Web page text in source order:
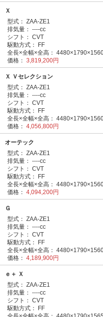
Ｘ
型式： ZAA-ZE1
排気量： ----cc
シフト： CVT
駆動方式：
FF
全長×全幅×全高：
価格： 3,819,200円
Ｘ Ｖセレクション
型式： ZAA-ZE1
排気量： ----cc
シフト： CVT
駆動方式：
FF
全長×全幅×全高：
価格： 4,056,800円
オーテック
型式： ZAA-ZE1
排気量： ----cc
シフト： CVT
駆動方式：
FF
全長×全幅×全高：
価格： 4,094,200円
Ｇ
型式： ZAA-ZE1
排気量： ----cc
シフト： CVT
駆動方式：
FF
全長×全幅×全高：
価格： 4,189,900円
ｅ＋ Ｘ
型式： ZAA-ZE1
排気量： ----cc
シフト： CVT
駆動方式：
FF